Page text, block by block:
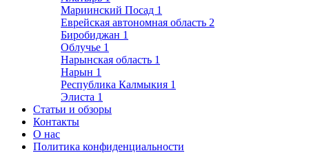
Мариинский Посад 1
Еврейская автономная область 2
Биробиджан 1
Облучье 1
Нарынская область 1
Нарын 1
Республика Калмыкия 1
Элиста 1
Статьи и обзоры
Контакты
О нас
Политика конфиденциальности